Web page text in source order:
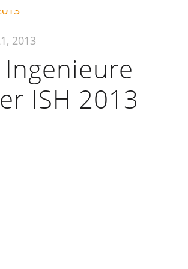
2013
ISH 2013